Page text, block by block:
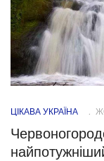
ЦІКАВА УКРАЇНА